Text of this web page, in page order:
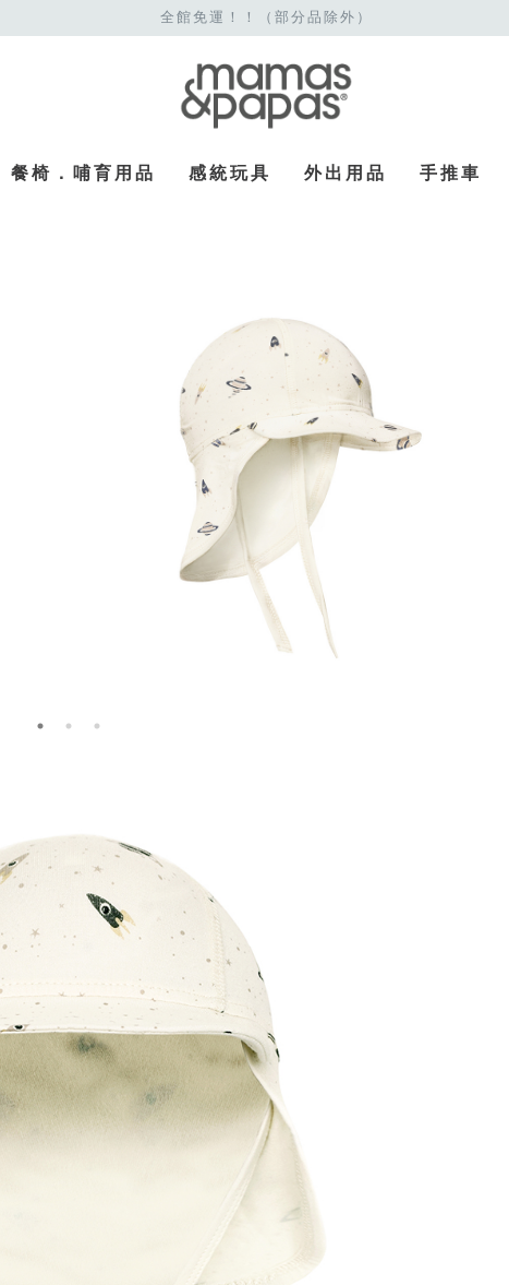
全館免運！！（部分品除外）
餐椅．哺育用品 感統玩具 外出用品 手推車